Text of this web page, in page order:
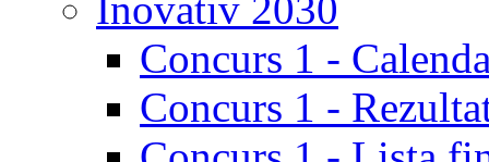
Inovativ 2030
Concurs 1 -
Concurs 1 -